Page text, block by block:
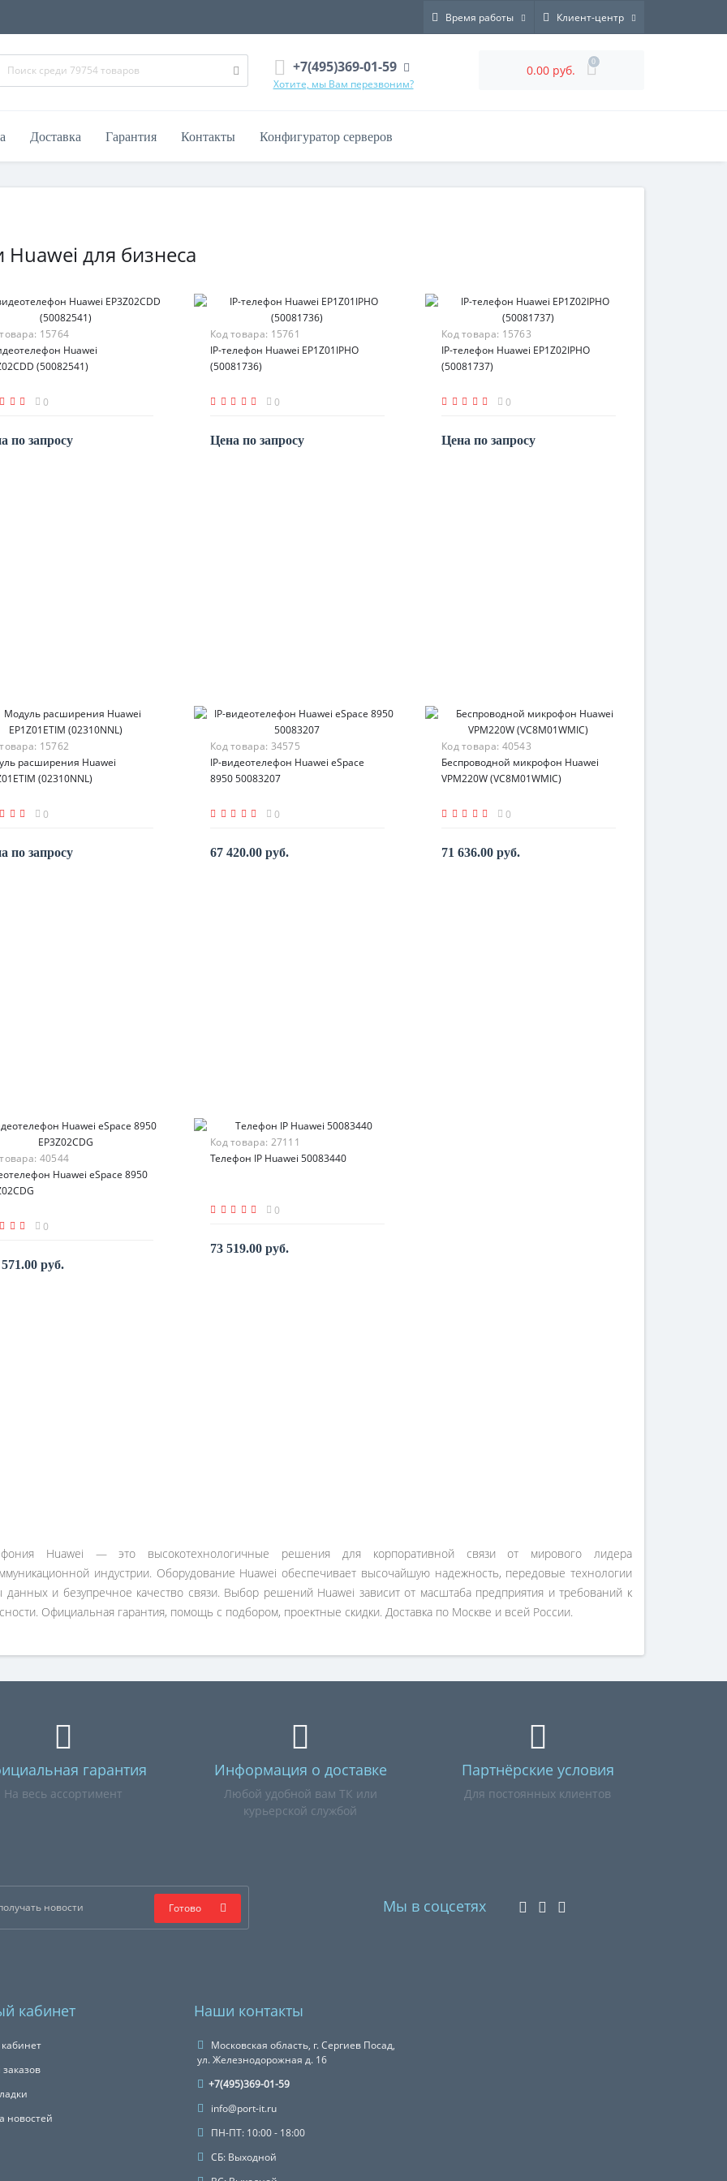
Время работы Клиент-центр
+7(495)369-01-59
Хотите, мы Вам перезвоним?
0.00 руб.
0
Доставка Гарантия Контакты Конфигуратор серверов
для бизнеса
15764
Huawei
(50082541)
0
по запросу
Код товара: 15761
IP-телефон Huawei EP1Z01IPHO
(50081736)
0
Цена по запросу
Код товара: 15763
IP-телефон Huawei EP1Z02IPHO
(50081737)
0
Цена по запросу
15762
расширения Huawei
(02310NNL)
0
по запросу
Код товара: 34575
IP-видеотелефон Huawei eSpace
8950 50083207
0
67 420.00 руб.
Код товара: 40543
Беспроводной микрофон Huawei
VPM220W (VC8M01WMIC)
0
71 636.00 руб.
40544
Huawei eSpace 8950
0
руб.
Код товара: 27111
Телефон IP Huawei 50083440
0
73 519.00 руб.
Huawei — это высокотехнологичные решения для корпоративной связи от мирового лидера
индустрии. Оборудование Huawei обеспечивает высочайшую надежность, передовые технологии
данных и безупречное качество связи. Выбор решений Huawei зависит от масштаба предприятия и требований к
Официальная гарантия, помощь с подбором, проектные скидки. Доставка по Москве и всей России.
гарантия
На весь ассортимент
Информация о доставке
Любой удобной вам ТК или
курьерской службой
Партнёрские условия
Для постоянных клиентов
Готово Мы в соцсетях
кабинет
новостей
Наши контакты
Московская область, г. Сергиев Посад,
ул. Железнодорожная д. 16
+7(495)369-01-59
info@port-it.ru
ПН-ПТ: 10:00 - 18:00
СБ: Выходной